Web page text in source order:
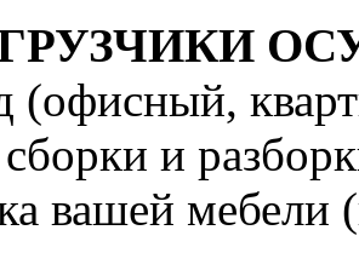
(офисный,
и
вашей мебели